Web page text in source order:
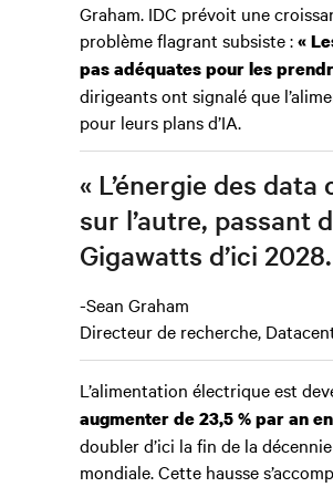
Graham. IDC prévoit une
problème flagrant subsiste :«
pas adéquates pour les
dirigeants ont signalé que
pour leurs plans d’IA.
« L’énergie des
sur l’autre, passant
Gigawatts d’ici
-Sean Graham
Directeur de recherche,
L’alimentation électrique est
augmenter de 23,5 % par an
doubler d’ici la fin de la
mondiale. Cette hausse